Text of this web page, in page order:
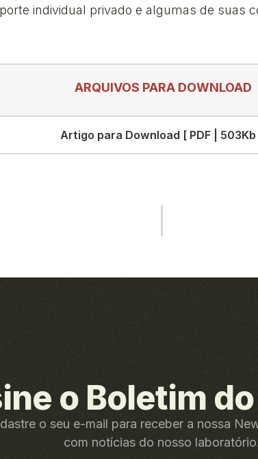
individual privado e algumas de suas
ARQUIVOS PARA DOWNLOAD
Artigo para Download [ PDF | 503Kb
o Boletim
o seu e-mail para receber a nossa
com notícias do nosso laboratório.